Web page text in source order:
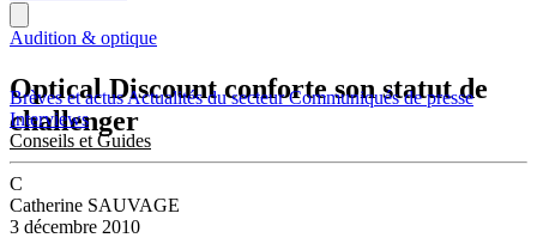
Brèves et actusActualités du secteurCommuniqués de presse
Interviews
Conseils et Guides
Audition & optique
Optical Discount conforte son statut de
challenger
C
Catherine SAUVAGE
3 décembre 2010